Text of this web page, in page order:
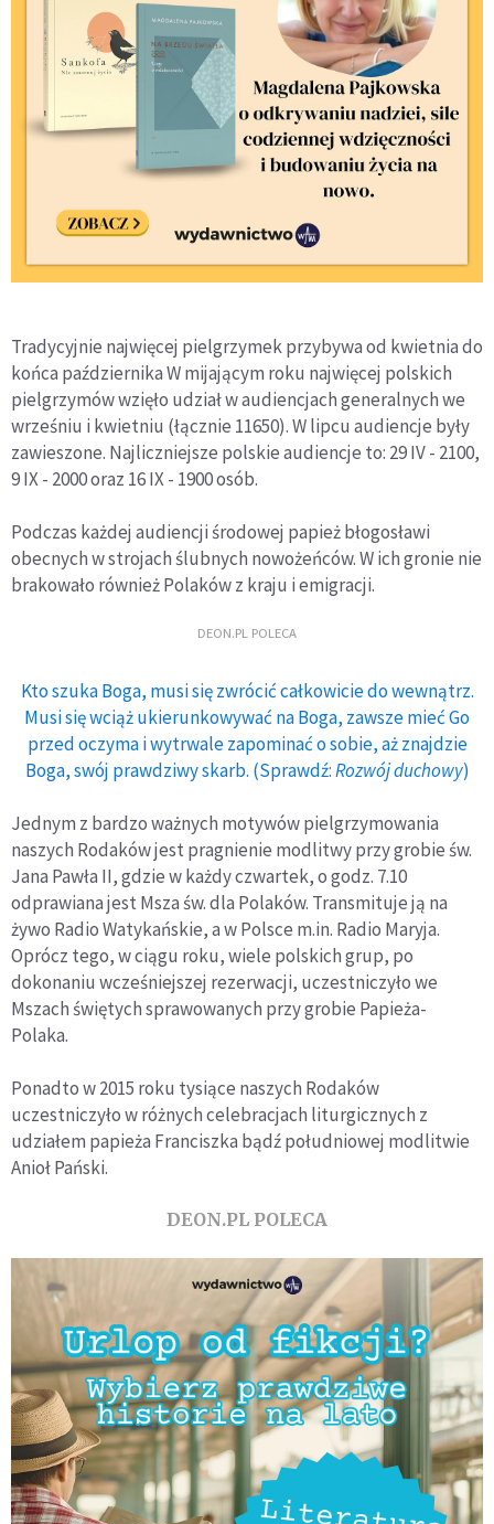
Tradycyjnie najwięcej pielgrzymek przybywa od kwietnia do
końca października W mijającym roku najwięcej polskich
pielgrzymów wzięło udział w audiencjach generalnych we
wrześniu i kwietniu (łącznie 11650). W lipcu audiencje były
zawieszone. Najliczniejsze polskie audiencje to: 29 IV - 2100,
9 IX - 2000 oraz 16 IX - 1900 osób.
Podczas każdej audiencji środowej papież błogosławi
obecnych w strojach ślubnych nowożeńców. W ich gronie nie
brakowało również Polaków z kraju i emigracji.
DEON.PL POLECA
Kto szuka Boga, musi się zwrócić całkowicie do wewnątrz.
Musi się wciąż ukierunkowywać na Boga, zawsze mieć Go
przed oczyma i wytrwale zapominać o sobie, aż znajdzie
Boga, swój prawdziwy skarb. (Sprawdź:Rozwój duchowy)
Jednym z bardzo ważnych motywów pielgrzymowania
naszych Rodaków jest pragnienie modlitwy przy grobie św.
Jana Pawła II, gdzie w każdy czwartek, o godz. 7.10
odprawiana jest Msza św. dla Polaków. Transmituje ją na
żywo Radio Watykańskie, a w Polsce m.in. Radio Maryja.
Oprócz tego, w ciągu roku, wiele polskich grup, po
dokonaniu wcześniejszej rezerwacji, uczestniczyło we
Mszach świętych sprawowanych przy grobie Papieża-
Polaka.
Ponadto w 2015 roku tysiące naszych Rodaków
uczestniczyło w różnych celebracjach liturgicznych z
udziałem papieża Franciszka bądź południowej modlitwie
Anioł Pański.
DEON.PL POLECA